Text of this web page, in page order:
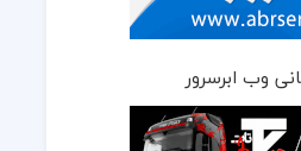
وب ابرسرور